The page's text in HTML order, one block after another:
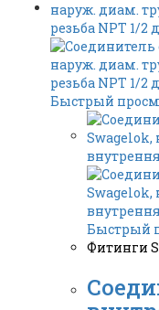
Быстрый
Быстрый
Фитинги